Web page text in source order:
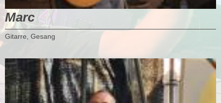
Marc
Gitarre, Gesang